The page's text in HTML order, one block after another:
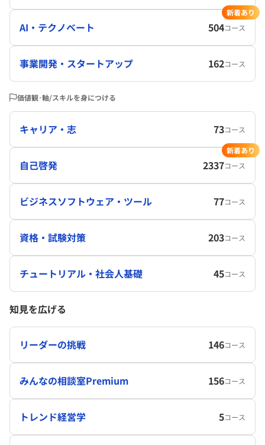
AI・テクノベート 504コース
新着あり
事業開発・スタートアップ 162コース
価値観･軸/スキルを身につける
キャリア・志 73コース
自己啓発 2337コース
新着あり
ビジネスソフトウェア・ツール 77コース
資格・試験対策 203コース
チュートリアル・社会人基礎 45コース
知見を広げる
リーダーの挑戦 146コース
みんなの相談室Premium 156コース
トレンド経営学 5コース